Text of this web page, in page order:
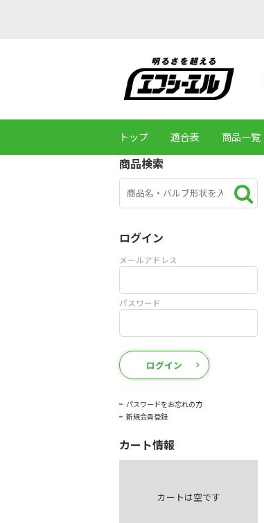
トップ 適合表 商品一覧
商品検索
ログイン
メールアドレス
パスワード
ログイン
パスワードをお忘れの方
新規会員登録
カート情報
カートは空です